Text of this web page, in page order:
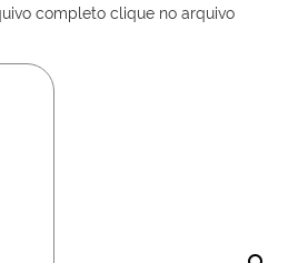
completo clique no arquivo